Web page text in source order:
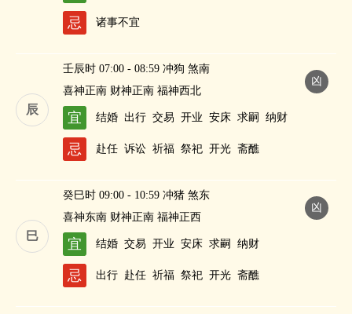
忌 诸事不宜
辰
凶
壬辰时 07:00 - 08:59 冲狗 煞南
喜神正南 财神正南 福神西北
宜 结婚 出行 交易 开业 安床 求嗣 纳财
忌 赴任 诉讼 祈福 祭祀 开光 斋醮
巳
凶
癸巳时 09:00 - 10:59 冲猪 煞东
喜神东南 财神正南 福神正西
宜 结婚 交易 开业 安床 求嗣 纳财
忌 出行 赴任 祈福 祭祀 开光 斋醮